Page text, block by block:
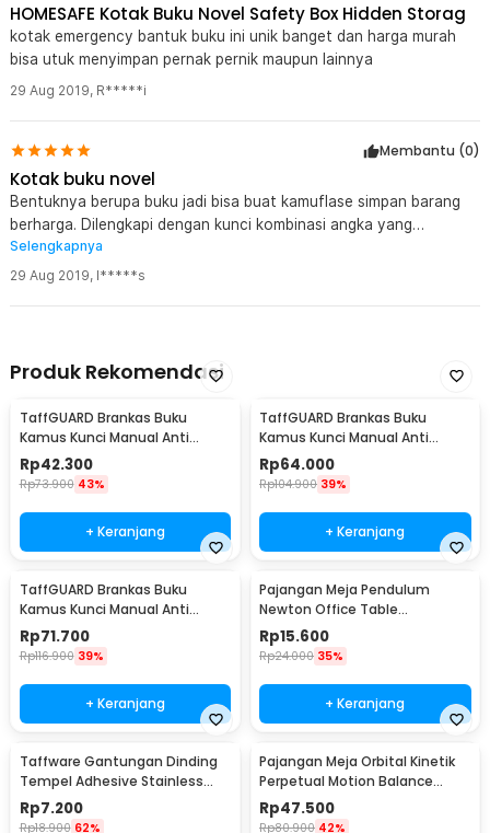
HOMESAFE Kotak Buku Novel Safety Box Hidden Storag
kotak emergency bantuk buku ini unik banget dan harga murah
bisa utuk menyimpan pernak pernik maupun lainnya
29 Aug 2019, R*****i
Membantu (0)
Kotak buku novel
Bentuknya berupa buku jadi bisa buat kamuflase simpan barang
berharga. Dilengkapi dengan kunci kombinasi angka yang
membuat lebih aman.
Selengkapnya
29 Aug 2019, I*****s
Produk Rekomendasi
TaffGUARD Brankas Buku
Kamus Kunci Manual Anti
Maling Hidden Safe Box Kecil -
KB-10L
Rp42.300
Rp73.900 43%
+ Keranjang
TaffGUARD Brankas Buku
Kamus Kunci Manual Anti
Maling Hidden Safe Box Sedang
- KB-10L
Rp64.000
Rp104.900 39%
+ Keranjang
TaffGUARD Brankas Buku
Kamus Kunci Manual Anti
Maling Hidden Safe Box Besar -
KB-10L
Rp71.700
Rp116.900 39%
+ Keranjang
Pajangan Meja Pendulum
Newton Office Table
Decoration 5 Ball S - H50S
Rp15.600
Rp24.000 35%
+ Keranjang
Taffware Gantungan Dinding
Tempel Adhesive Stainless
Steel 6 PCS - ST40
Rp7.200
Rp18.900 62%
Pajangan Meja Orbital Kinetik
Perpetual Motion Balance
Physics - NR31TX
Rp47.500
Rp80.900 42%